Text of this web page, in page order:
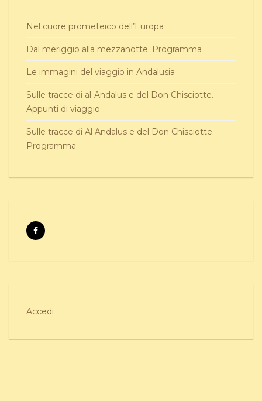
Nel cuore prometeico dell’Europa
Dal meriggio alla mezzanotte. Programma
Le immagini del viaggio in Andalusia
Sulle tracce di al-Andalus e del Don Chisciotte.
Appunti di viaggio
Sulle tracce di Al Andalus e del Don Chisciotte.
Programma
Accedi